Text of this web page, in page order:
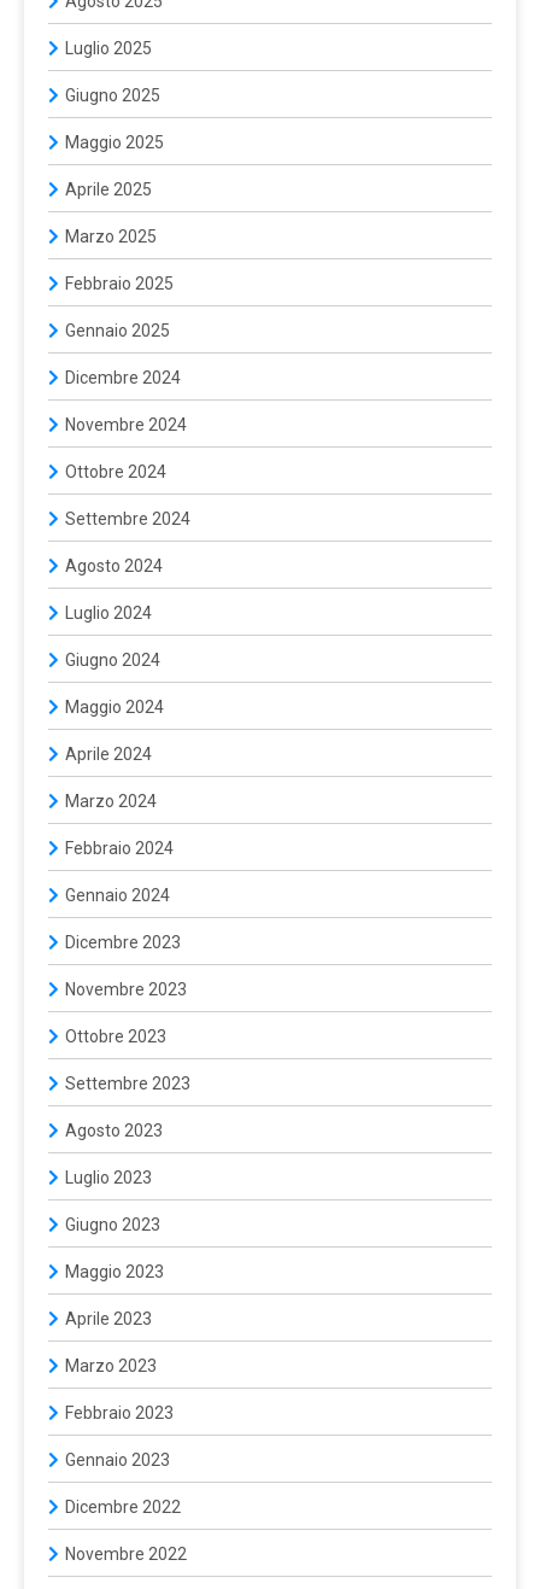
Luglio 2025
Giugno 2025
Maggio 2025
Aprile 2025
Marzo 2025
Febbraio 2025
Gennaio 2025
Dicembre 2024
Novembre 2024
Ottobre 2024
Settembre 2024
Agosto 2024
Luglio 2024
Giugno 2024
Maggio 2024
Aprile 2024
Marzo 2024
Febbraio 2024
Gennaio 2024
Dicembre 2023
Novembre 2023
Ottobre 2023
Settembre 2023
Agosto 2023
Luglio 2023
Giugno 2023
Maggio 2023
Aprile 2023
Marzo 2023
Febbraio 2023
Gennaio 2023
Dicembre 2022
Novembre 2022